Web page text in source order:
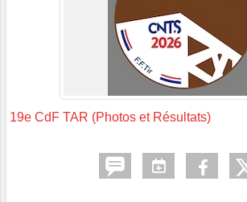
19e CdF TAR (Photos et Résultats)